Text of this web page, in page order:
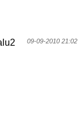
09-09-2010 21:02